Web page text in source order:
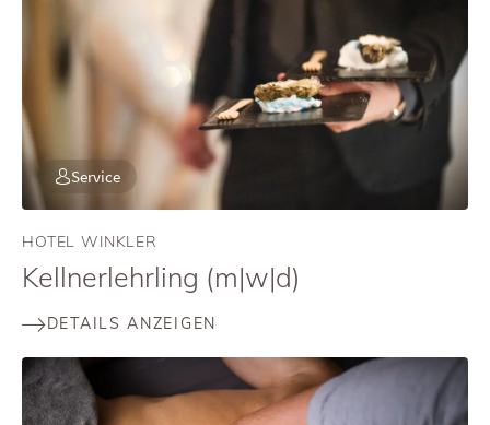
Service
HOTEL WINKLER
Kellnerlehrling (m|w|d)
DETAILS ANZEIGEN